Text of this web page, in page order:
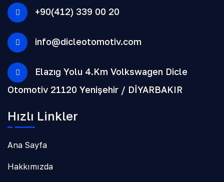
+90(412) 339 00 20
info@dicleotomotiv.com
Elazığ Yolu 4.Km Volkswagen Dicle
Otomotiv 21120 Yenişehir / DİYARBAKIR
Hızlı Linkler
Ana Sayfa
Hakkımızda